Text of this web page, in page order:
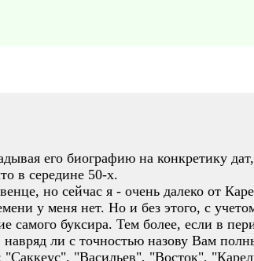
его биографию на конкретику
в середине 50-х.
но сейчас я - очень далеко от
у меня нет. Но и без этого, с
самого буксира. Тем более, если в
навряд ли с точностью назову Вам
"Саккеус", "Васильев", "Восток",